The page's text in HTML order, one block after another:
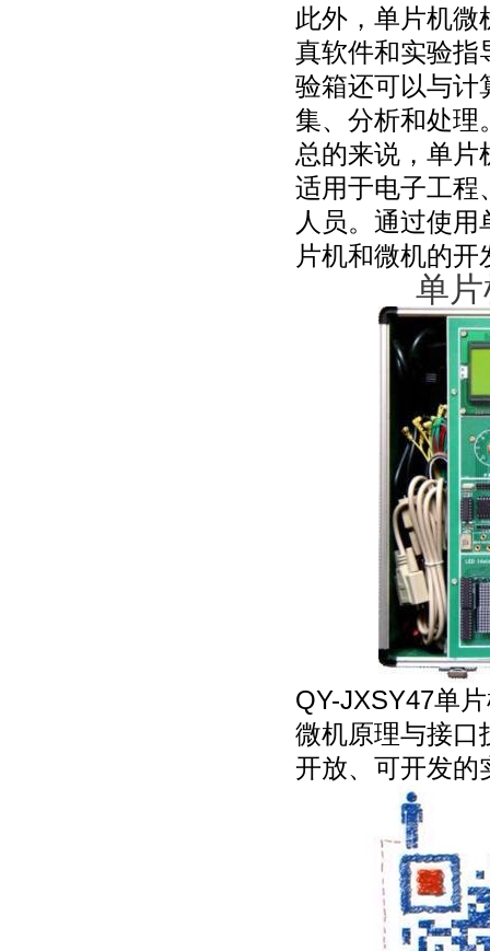
此外，单片机
真软件和实验指
验箱还可以与计
集、分析和处理
总的来说，单片
适用于电子工程
人员。通过使
片机和微机的
单
QY-JXSY47单
微机原理与接口
开放、可开发的